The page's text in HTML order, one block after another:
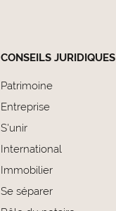
CONSEILS JURIDIQUES
Patrimoine
Entreprise
S'unir
International
Immobilier
Se séparer